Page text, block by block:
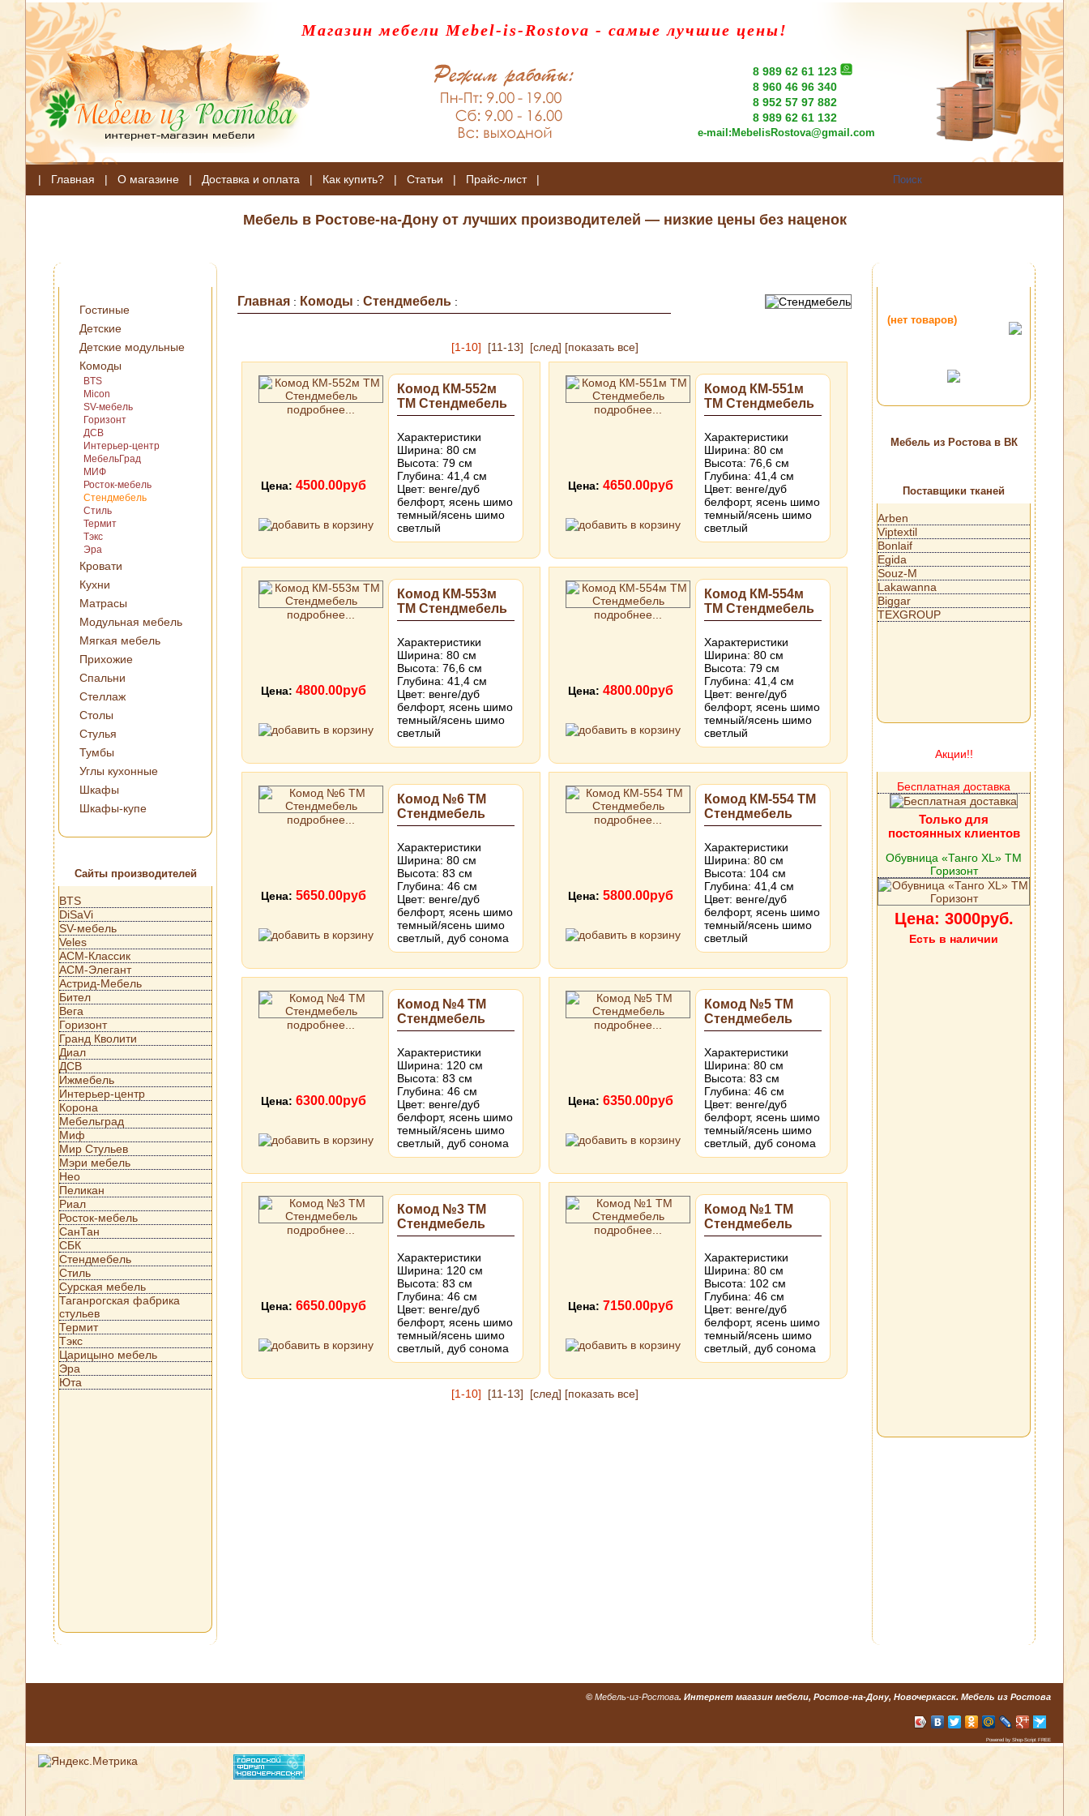
Магазин мебели Mebel-is-Rostova - самые лучшие цены!
8 989 62 61 123
8 960 46 96 340
8 952 57 97 882
8 989 62 61 132
e-mail: MebelisRostova@gmail.com
| Главная | О магазине | Доставка и оплата | Как купить? | Статьи | Прайс-лист |
Мебель в Ростове-на-Дону от лучших производителей — низкие цены без наценок
Гостиные
Детские
Детские модульные
Комоды
BTS
Micon
SV-мебель
Горизонт
ДСВ
Интерьер-центр
МебельГрад
МИФ
Росток-мебель
Стендмебель
Стиль
Термит
Тэкс
Эра
Кровати
Кухни
Матрасы
Модульная мебель
Мягкая мебель
Прихожие
Спальни
Стеллаж
Столы
Стулья
Тумбы
Углы кухонные
Шкафы
Шкафы-купе
Сайты производителей
BTS
DiSaVi
SV-мебель
Veles
АСМ-Классик
АСМ-Элегант
Астрид-Мебель
Бител
Вега
Горизонт
Гранд Кволити
Диал
ДСВ
Ижмебель
Интерьер-центр
Корона
Мебельград
Миф
Мир Стульев
Мэри мебель
Нео
Пеликан
Риал
Росток-мебель
СанТан
СБК
Стендмебель
Стиль
Сурская мебель
Таганрогская фабрика
стульев
Термит
Тэкс
Царицыно мебель
Эра
Юта
Главная : Комоды : Стендмебель :
[1-10] [11-13] [след] [показать все]
подробнее...
Комод КМ-552м
ТМ Стендмебель
Характеристики
Ширина: 80 см
Высота: 79 см
Глубина: 41,4 см
Цвет: венге/дуб
белфорт, ясень шимо
темный/ясень шимо
светлый
Цена: 4500.00руб
подробнее...
Комод КМ-551м
ТМ Стендмебель
Характеристики
Ширина: 80 см
Высота: 76,6 см
Глубина: 41,4 см
Цвет: венге/дуб
белфорт, ясень шимо
темный/ясень шимо
светлый
Цена: 4650.00руб
подробнее...
Комод КМ-553м
ТМ Стендмебель
Характеристики
Ширина: 80 см
Высота: 76,6 см
Глубина: 41,4 см
Цвет: венге/дуб
белфорт, ясень шимо
темный/ясень шимо
светлый
Цена: 4800.00руб
подробнее...
Комод КМ-554м
ТМ Стендмебель
Характеристики
Ширина: 80 см
Высота: 79 см
Глубина: 41,4 см
Цвет: венге/дуб
белфорт, ясень шимо
темный/ясень шимо
светлый
Цена: 4800.00руб
подробнее...
Комод №6 ТМ
Стендмебель
Характеристики
Ширина: 80 см
Высота: 83 см
Глубина: 46 см
Цвет: венге/дуб
белфорт, ясень шимо
темный/ясень шимо
светлый, дуб сонома
Цена: 5650.00руб
подробнее...
Комод КМ-554 ТМ
Стендмебель
Характеристики
Ширина: 80 см
Высота: 104 см
Глубина: 41,4 см
Цвет: венге/дуб
белфорт, ясень шимо
темный/ясень шимо
светлый
Цена: 5800.00руб
подробнее...
Комод №4 ТМ
Стендмебель
Характеристики
Ширина: 120 см
Высота: 83 см
Глубина: 46 см
Цвет: венге/дуб
белфорт, ясень шимо
темный/ясень шимо
светлый, дуб сонома
Цена: 6300.00руб
подробнее...
Комод №5 ТМ
Стендмебель
Характеристики
Ширина: 80 см
Высота: 83 см
Глубина: 46 см
Цвет: венге/дуб
белфорт, ясень шимо
темный/ясень шимо
светлый, дуб сонома
Цена: 6350.00руб
подробнее...
Комод №3 ТМ
Стендмебель
Характеристики
Ширина: 120 см
Высота: 83 см
Глубина: 46 см
Цвет: венге/дуб
белфорт, ясень шимо
темный/ясень шимо
светлый, дуб сонома
Цена: 6650.00руб
подробнее...
Комод №1 ТМ
Стендмебель
Характеристики
Ширина: 80 см
Высота: 102 см
Глубина: 46 см
Цвет: венге/дуб
белфорт, ясень шимо
темный/ясень шимо
светлый, дуб сонома
Цена: 7150.00руб
[1-10] [11-13] [след] [показать все]
Мебель из Ростова в ВК
Поставщики тканей
Arben
Viptextil
Bonlaif
Egida
Souz-M
Lakawanna
Biggar
TEXGROUP
Акции!!
Бесплатная доставка
Только для
постоянных клиентов
Обувница «Танго XL» ТМ
Горизонт
Цена: 3000руб.
Есть в наличии
© Мебель-из-Ростова. Интернет магазин мебели, Ростов-на-Дону, Новочеркасск. Мебель из Ростова
Powered by Shop-Script FREE